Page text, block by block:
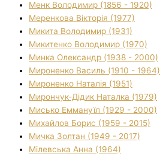
Менк Володимир (1856 - 1920)
Меренкова Вікторія (1977)
Микита Володимир (1931)
Микитенко Володимир (1970)
Минка Олександр (1938 - 2000)
Мироненко Василь (1910 - 1964)
Мироненко Наталія (1951)
Мирончук-Дідик Наталка (1979)
Мисько Еммануїл (1929 - 2000)
Михайлов Борис (1959 - 2015)
Мичка Золтан (1949 - 2017)
Мілевська Анна (1964)